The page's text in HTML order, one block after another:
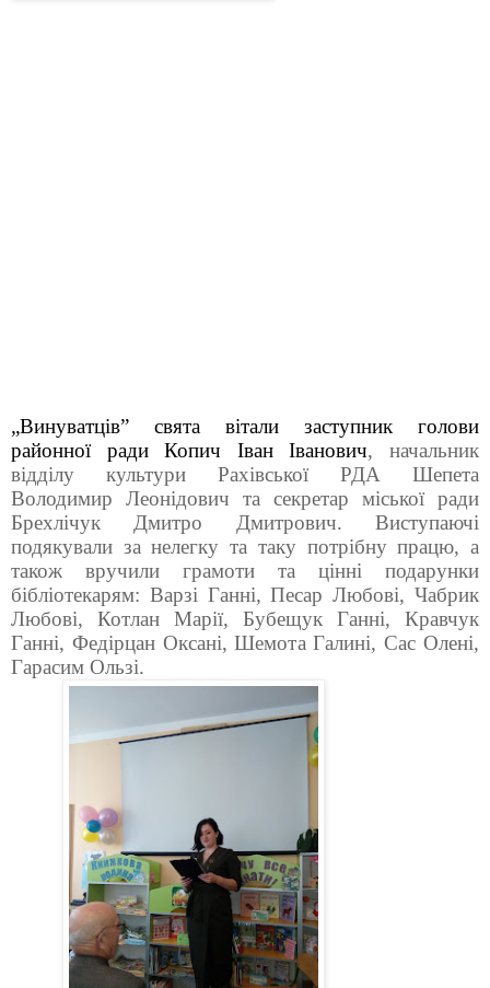
„Винуватців” свята вітали заступник голови
районної ради Копич Іван Іванович, начальник
відділу культури Рахівської РДА Шепета
Володимир Леонідович та секретар міської ради
Брехлічук Дмитро Дмитрович. Виступаючі
подякували за нелегку та таку потрібну працю, а
також вручили грамоти та цінні подарунки
бібліотекарям: Варзі Ганні, Песар Любові, Чабрик
Любові, Котлан Марії, Бубещук Ганні, Кравчук
Ганні, Федірцан Оксані, Шемота Галині, Сас Олені,
Гарасим Ользі.